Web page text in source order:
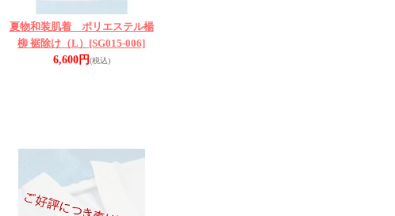
夏物和装肌着 ポリエステル楊
柳 裾除け（L） [SG015-006]
6,600円(税込)